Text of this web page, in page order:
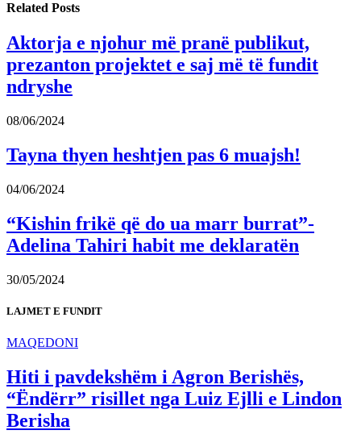
Related Posts
Aktorja e njohur më pranë publikut,
prezanton projektet e saj më të fundit
ndryshe
08/06/2024
Tayna thyen heshtjen pas 6 muajsh!
04/06/2024
“Kishin frikë që do ua marr burrat”-
Adelina Tahiri habit me deklaratën
30/05/2024
LAJMET E FUNDIT
MAQEDONI
Hiti i pavdekshëm i Agron Berishës,
“Ëndërr” risillet nga Luiz Ejlli e Lindon
Berisha